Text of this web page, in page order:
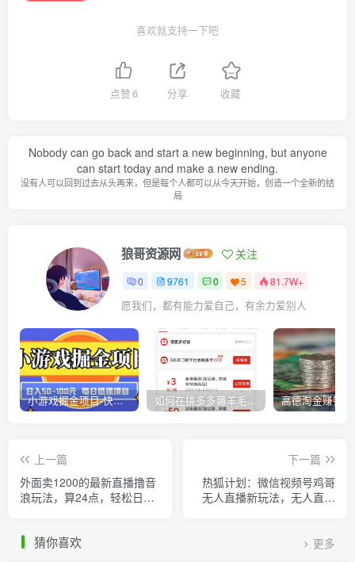
喜欢就支持一下吧
点赞6 分享 收藏
Nobody can go back and start a new beginning, but anyone
can start today and make a new ending.
没有人可以回到过去从头再来，但是每个人都可以从今天开始，创造一个全新的结
局
狼哥资源网 关注
0 9761 0 5 81.7W+
愿我们，都有能力爱自己，有余力爱别人
小游戏掘金项目-快手商业养机教程（小游戏养机） 如何在拼多多薅羊毛，教你撸品台无门槛优惠券，一单利润50-300！
上一篇
外面卖1200的最新直播撸音
浪玩法，算24点，轻松日入
下一篇
热狐计划：微信视频号鸡哥
无人直播新玩法，无人直播
猜你喜欢 更多